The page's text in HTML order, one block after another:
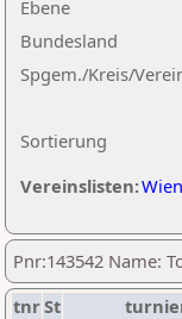
Ebene
Sortierung
Bundesland
Spgem./Kreis/
Vereinslisten:Wien
Pnr:143542 Name:
tnrSt